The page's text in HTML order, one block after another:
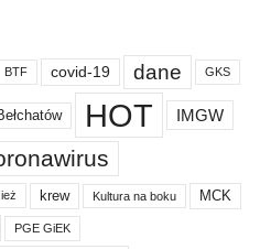
BTF covid-19 dane GKS
HOT IMGW
krew Kultura na boku MCK
PGE GiEK